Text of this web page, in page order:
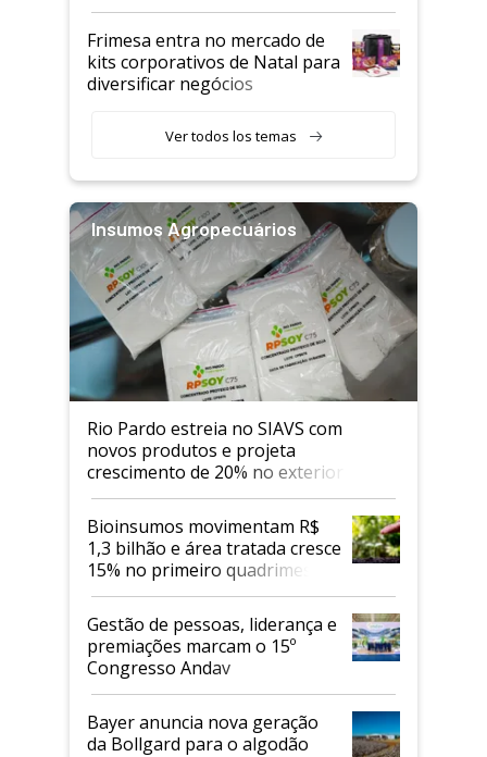
Frimesa entra no mercado de
kits corporativos de Natal para
diversificar negócios
Ver todos los temas
Insumos Agropecuários
Rio Pardo estreia no SIAVS com
novos produtos e projeta
crescimento de 20% no exterior
Bioinsumos movimentam R$
1,3 bilhão e área tratada cresce
15% no primeiro quadrimestre
de 2026
Gestão de pessoas, liderança e
premiações marcam o 15º
Congresso Andav
Bayer anuncia nova geração
da Bollgard para o algodão